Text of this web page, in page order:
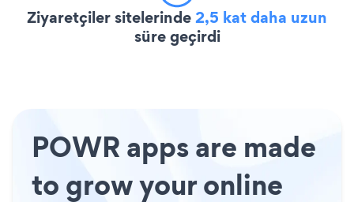
Ziyaretçiler sitelerinde2,5 kat daha uzun
süre geçirdi
POWR apps are made
to grow your online